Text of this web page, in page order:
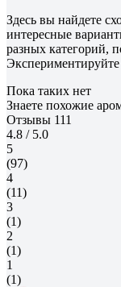
Здесь вы найдете
интересные
разных категорий,
Экспериментируйте
Пока таких нет
Знаете похожие
Отзывы 111
4.8 / 5.0
5
(97)
4
(11)
3
(1)
2
(1)
1
(1)